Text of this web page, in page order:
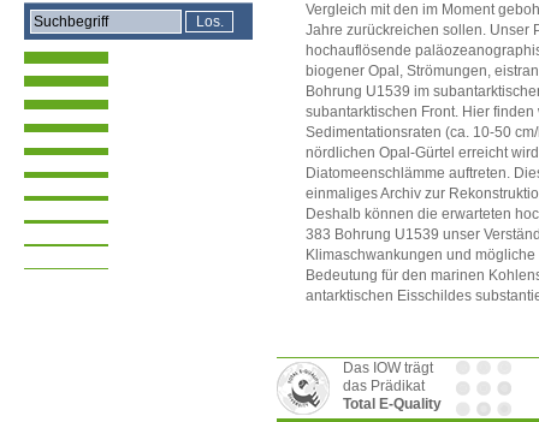
Vergleich mit den im Moment
Jahre zurückreichen sollen. Unser
hochauflösende
biogener Opal, Strömungen,
Bohrung U1539 im
subantarktischen Front. Hier
Sedimentationsraten (ca. 10-50
nördlichen Opal-Gürtel erreicht
Diatomeenschlämme auftreten.
einmaliges Archiv zur
Deshalb können die erwarteten
383 Bohrung U1539 unser
Klimaschwankungen und
Bedeutung für den marinen
antarktischen Eisschildes
Das IOW trägt
das Prädikat
Total E-Quality